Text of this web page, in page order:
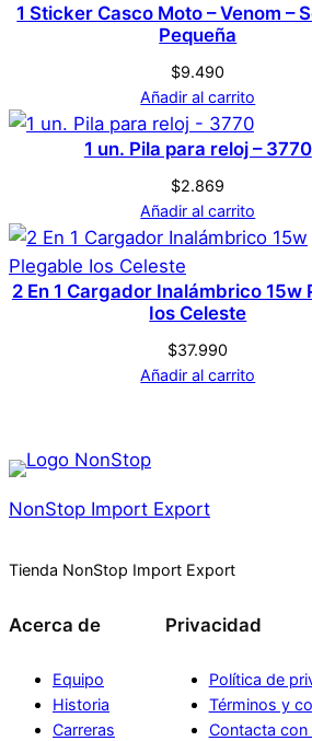
1 Sticker Casco Moto – Venom –
Pequeña
$9.490
Añadir al carrito
1 un. Pila para reloj – 3770
$2.869
Añadir al carrito
2 En 1 Cargador Inalámbrico 15w
Ios Celeste
$37.990
Añadir al carrito
NonStop Import Export
Tienda NonStop Import Export
Acerca de
Equipo
Historia
Carreras
Privacidad
Política de
Términos y
Contacta